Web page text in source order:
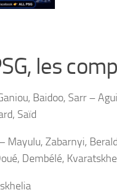
les
Baidoo, Sarr –
Saïd
Mayulu, Zabarnyi,
Dembélé,